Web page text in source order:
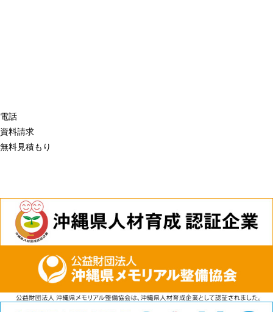
電話
資料請求
無料見積もり